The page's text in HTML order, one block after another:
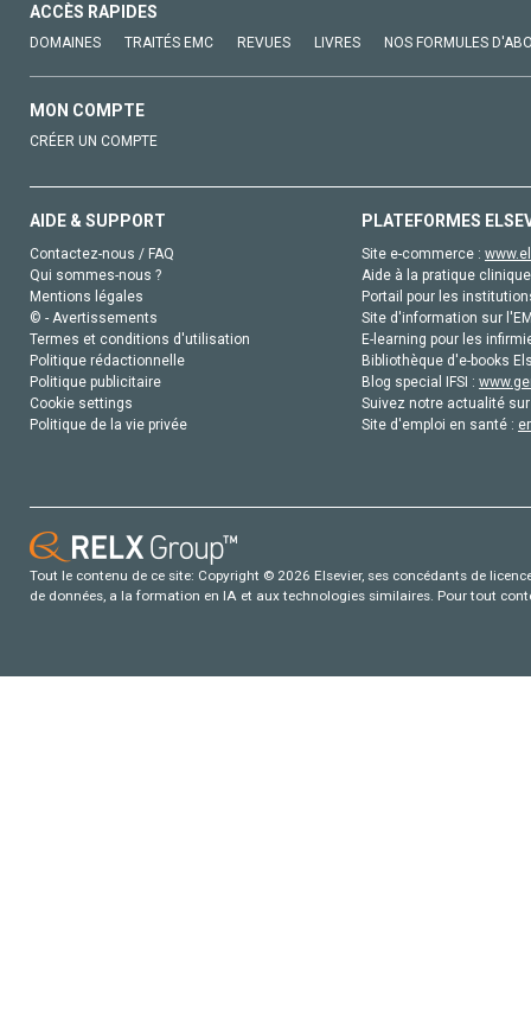
ACCÈS RAPIDES
DOMAINES TRAITÉS EMC REVUES LIVRES NOS FORMULES
MON COMPTE
CRÉER UN COMPTE
AIDE & SUPPORT
Contactez-nous / FAQ
Qui sommes-nous ?
Mentions légales
© - Avertissements
Termes et conditions d'utilisation
Politique rédactionnelle
Politique publicitaire
Cookie settings
Politique de la vie privée
PLATEFORMES
Site e-commerce :
Aide à la pratique
Portail pour les
Site d'information sur
E-learning pour les
Bibliothèque d'e-books
Blog special IFSI :
Suivez notre actualité
Site d'emploi en santé :
Tout le contenu de ce site: Copyright © 2026 Elsevier, ses concédants de
de données, a la formation en IA et aux technologies similaires. Pour tout